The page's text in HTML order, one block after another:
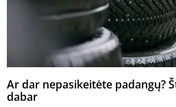
Ar dar nepasikeitėte padangų?
dabar